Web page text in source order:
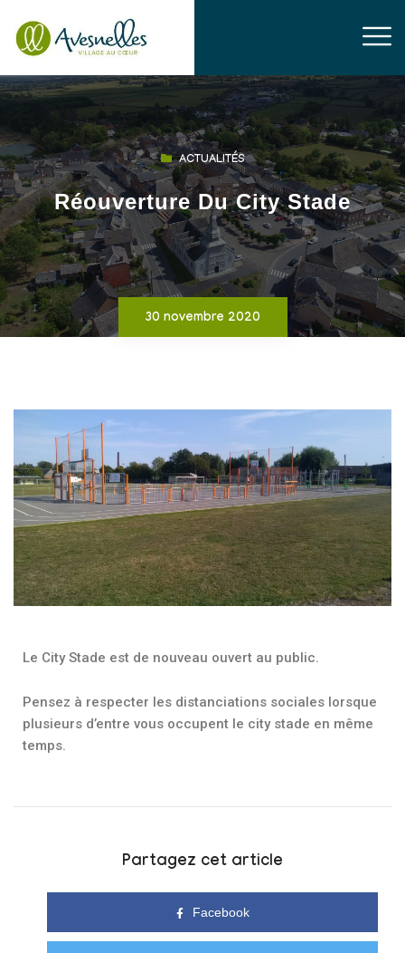
ACTUALITÉS
Réouverture Du City Stade
30 novembre 2020
Le City Stade est de nouveau ouvert au public.
Pensez à respecter les distanciations sociales lorsque
plusieurs d’entre vous occupent le city stade en même
temps.
Partagez cet article
Facebook